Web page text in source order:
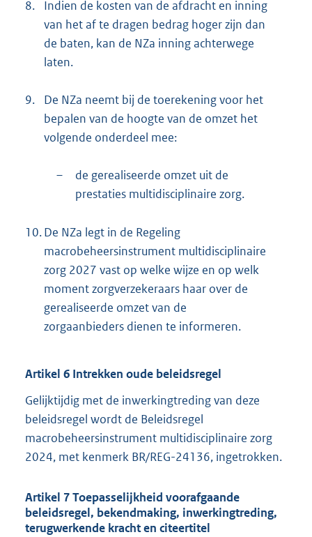
8.
Indien de kosten van de afdracht en inning
van het af te dragen bedrag hoger zijn dan
de baten, kan de NZa inning achterwege
laten.
9.
De NZa neemt bij de toerekening voor het
bepalen van de hoogte van de omzet het
volgende onderdeel mee:
–
de gerealiseerde omzet uit de
prestaties multidisciplinaire zorg.
10.De NZa legt in de Regeling
macrobeheersinstrument multidisciplinaire
zorg 2027 vast op welke wijze en op welk
moment zorgverzekeraars haar over de
gerealiseerde omzet van de
zorgaanbieders dienen te informeren.
Artikel 6 Intrekken oude beleidsregel
Gelijktijdig met de inwerkingtreding van deze
beleidsregel wordt de Beleidsregel
macrobeheersinstrument multidisciplinaire zorg
2024, met kenmerk BR/REG-24136, ingetrokken.
Artikel 7 Toepasselijkheid voorafgaande
beleidsregel, bekendmaking, inwerkingtreding,
terugwerkende kracht en citeertitel